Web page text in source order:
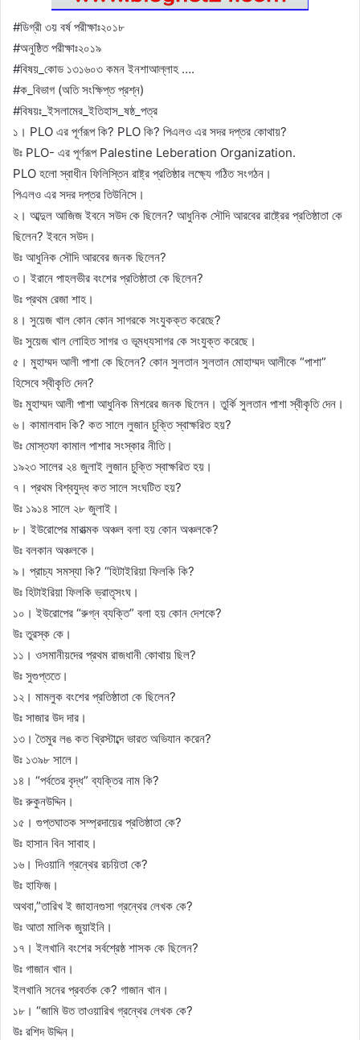
#ডিগ্রী ৩য় বর্ষ পরীক্ষাঃ২০১৮
#অনুষ্ঠিত পরীক্ষাঃ২০১৯
#বিষয়_কোড ১৩১৬০৩ কমন ইনশাআল্লাহ ….
#ক_বিভাগ (অতি সংক্ষিপ্ত প্রশ্ন)
#বিষয়ঃ_ইসলামের_ইতিহাস_ষষ্ঠ_পত্র
১। PLO এর পূর্ণরূপ কি? PLO কি? পিএলও এর সদর দপ্তর কোথায়?
উঃ PLO- এর পূর্ণরূপ Palestine Leberation Organization.
PLO হলো স্বাধীন ফিলিস্তিন রাষ্ট্র প্রতিষ্ঠার লক্ষ্যে গঠিত সংগঠন।
পিএলও এর সদর দপ্তর তিউনিসে।
২। আব্দুল আজিজ ইবনে সউদ কে ছিলেন? আধুনিক সৌদি আরবের রাষ্ট্রের প্রতিষ্ঠাতা কে
ছিলেন? ইবনে সউদ।
উঃ আধুনিক সৌদি আরবের জনক ছিলেন?
৩। ইরানে পাহলভীর বংশের প্রতিষ্ঠাতা কে ছিলেন?
উঃ প্রথম রেজা শাহ।
৪। সুয়েজ খাল কোন কোন সাগরকে সংযুকক্ত করেছে?
উঃ সুয়েজ খাল লোহিত সাগর ও ভূমধ্যসাগর কে সংযুক্ত করেছে।
৫। মুহাম্মদ আলী পাশা কে ছিলেন? কোন সুলতান সুলতান মোহাম্মদ আলীকে “পাশা”
হিসেবে স্বীকৃতি দেন?
উঃ মুহাম্মদ আলী পাশা আধুনিক মিশরের জনক ছিলেন। তুর্কি সুলতান পাশা স্বীকৃতি দেন।
৬। কামালবাদ কি? কত সালে লুজান চুক্তি স্বাক্ষরিত হয়?
উঃ মোস্তফা কামাল পাশার সংস্কার নীতি।
১৯২৩ সালের ২৪ জুলাই লুজান চুক্তি স্বাক্ষরিত হয়।
৭। প্রথম বিশ্বযুদ্ধ কত সালে সংঘটিত হয়?
উঃ ১৯১৪ সালে ২৮ জুলাই।
৮। ইউরোপের মারাত্মক অঞ্চল বলা হয় কোন অঞ্চলকে?
উঃ বলকান অঞ্চলকে।
৯। প্রাচ্য সমস্যা কি? “হিটাইরিয়া ফিলকি কি?
উঃ হিটাইরিয়া ফিলকি ভ্রাতৃসংঘ।
১০। ইউরোপের “রুগ্ন ব্যক্তি” বলা হয় কোন দেশকে?
উঃ তুরস্ক কে।
১১। ওসমানীয়দের প্রথম রাজধানী কোথায় ছিল?
উঃ সুগুপ্ততে।
১২। মামলুক বংশের প্রতিষ্ঠাতা কে ছিলেন?
উঃ সাজার উদ দার।
১৩। তৈমুর লঙ কত খ্রিস্টাব্দে ভারত অভিযান করেন?
উঃ ১৩৯৮ সালে।
১৪। “পর্বতের বৃদ্ধ” ব্যক্তির নাম কি?
উঃ রুকুনউদ্দিন।
১৫। গুপ্তঘাতক সম্প্রদায়ের প্রতিষ্ঠাতা কে?
উঃ হাসান বিন সাবাহ।
১৬। দিওয়ানি গ্রন্থের রচয়িতা কে?
উঃ হাফিজ।
অথবা,”তারিখ ই জাহানগুসা গ্রন্থের লেখক কে?
উঃ আতা মালিক জুয়াইনি।
১৭। ইলখানি বংশের সর্বশ্রেষ্ঠ শাসক কে ছিলেন?
উঃ গাজান খান।
ইলখানি সনের প্রবর্তক কে? গাজান খান।
১৮। “জামি উত তাওয়ারিখ গ্রন্থের লেখক কে?
উঃ রশিদ উদ্দিন।